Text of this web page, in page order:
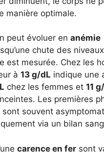
manière optimale.
peut évoluer en anémie
chute des niveaux
est mesurée. Chez les
à 13 g/dL indique une
chez les femmes et 11
Les premières
sont souvent
via un bilan
carence en fer sont